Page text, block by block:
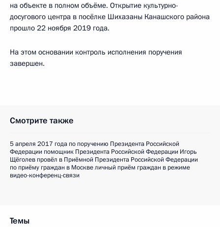
на объекте в полном объёме. Открытие культурно-
досугового центра в посёлке Шихазаны Канашского района
прошло 22 ноября 2019 года.
На этом основании контроль исполнения поручения
завершен.
Смотрите также
5 апреля 2017 года по поручению Президента Российской
Федерации помощник Президента Российской Федерации Игорь
Щёголев провёл в Приёмной Президента Российской Федерации
по приёму граждан в Москве личный приём граждан в режиме
видео-конференц-связи
Темы